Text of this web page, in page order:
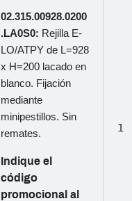
02.315.00928.0200
.LA0S0: Rejilla E-
LO/ATPY de L=928
x H=200 lacado en
blanco. Fijación
mediante
minipestillos. Sin
remates.
Indique el
código
promocional al
1